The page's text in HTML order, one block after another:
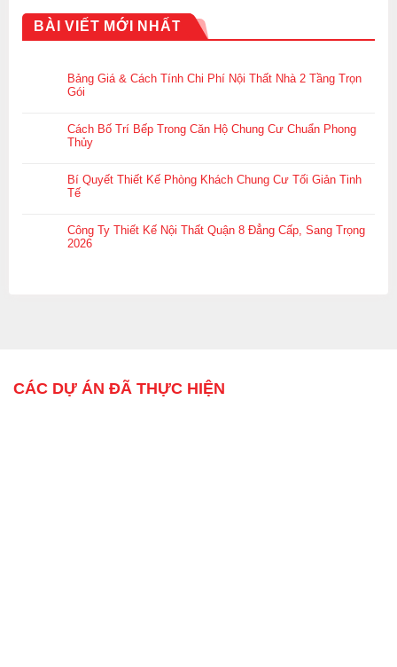
BÀI VIẾT MỚI NHẤT
Bảng Giá & Cách Tính Chi Phí Nội Thất Nhà 2 Tầng Trọn
Gói
Cách Bố Trí Bếp Trong Căn Hộ Chung Cư Chuẩn Phong
Thủy
Bí Quyết Thiết Kế Phòng Khách Chung Cư Tối Giản Tinh
Tế
Công Ty Thiết Kế Nội Thất Quận 8 Đẳng Cấp, Sang Trọng
2026
CÁC DỰ ÁN ĐÃ THỰC HIỆN